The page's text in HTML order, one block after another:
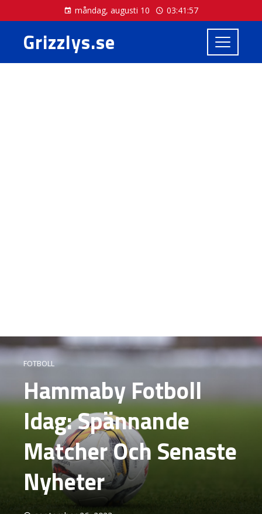
måndag, augusti 10 03:41:57
Grizzlys.se
FOTBOLL
Hammaby Fotboll
Idag: Spännande
Matcher Och Senaste
Nyheter